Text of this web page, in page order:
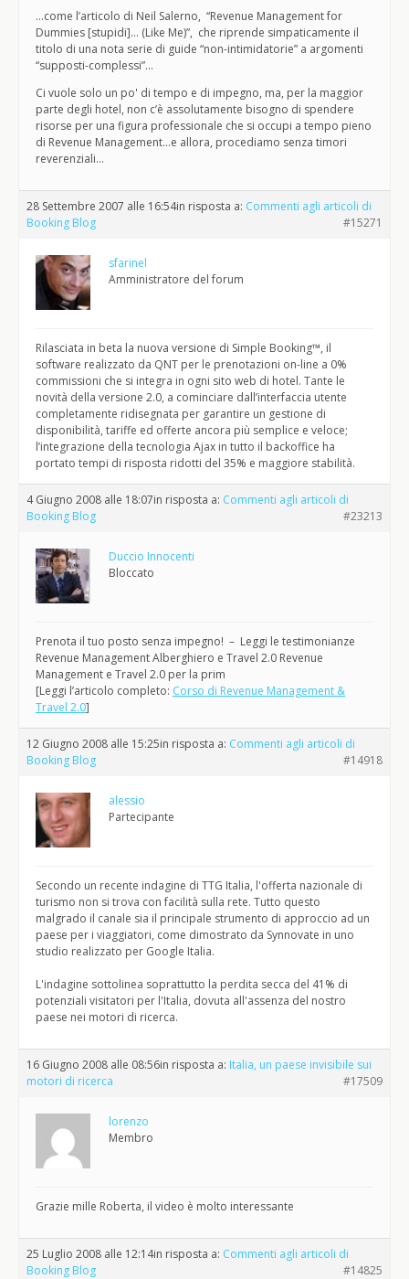
…come l’articolo di Neil Salerno, “Revenue Management for
Dummies [stupidi]… (Like Me)”, che riprende simpaticamente il
titolo di una nota serie di guide “non-intimidatorie” a argomenti
“supposti-complessi”…
Ci vuole solo un po' di tempo e di impegno, ma, per la maggior
parte degli hotel, non c’è assolutamente bisogno di spendere
risorse per una figura professionale che si occupi a tempo pieno
di Revenue Management…e allora, procediamo senza timori
reverenziali…
28 Settembre 2007 alle 16:54in risposta a: Commenti agli articoli di
Booking Blog
#15271
sfarinel
Amministratore del forum
Rilasciata in beta la nuova versione di Simple Booking™, il
software realizzato da QNT per le prenotazioni on-line a 0%
commissioni che si integra in ogni sito web di hotel. Tante le
novità della versione 2.0, a cominciare dall’interfaccia utente
completamente ridisegnata per garantire un gestione di
disponibilità, tariffe ed offerte ancora più semplice e veloce;
l’integrazione della tecnologia Ajax in tutto il backoffice ha
portato tempi di risposta ridotti del 35% e maggiore stabilità.
4 Giugno 2008 alle 18:07in risposta a: Commenti agli articoli di
Booking Blog
#23213
Duccio Innocenti
Bloccato
Prenota il tuo posto senza impegno! – Leggi le testimonianze
Revenue Management Alberghiero e Travel 2.0 Revenue
Management e Travel 2.0 per la prim
[Leggi l’articolo completo: Corso di Revenue Management &
Travel 2.0]
12 Giugno 2008 alle 15:25in risposta a: Commenti agli articoli di
Booking Blog
#14918
alessio
Partecipante
Secondo un recente indagine di TTG Italia, l'offerta nazionale di
turismo non si trova con facilità sulla rete. Tutto questo
malgrado il canale sia il principale strumento di approccio ad un
paese per i viaggiatori, come dimostrato da Synnovate in uno
studio realizzato per Google Italia.
L'indagine sottolinea soprattutto la perdita secca del 41% di
potenziali visitatori per l'Italia, dovuta all'assenza del nostro
paese nei motori di ricerca.
16 Giugno 2008 alle 08:56in risposta a: Italia, un paese invisibile sui
motori di ricerca
#17509
lorenzo
Membro
Grazie mille Roberta, il video è molto interessante
25 Luglio 2008 alle 12:14in risposta a: Commenti agli articoli di
Booking Blog
#14825